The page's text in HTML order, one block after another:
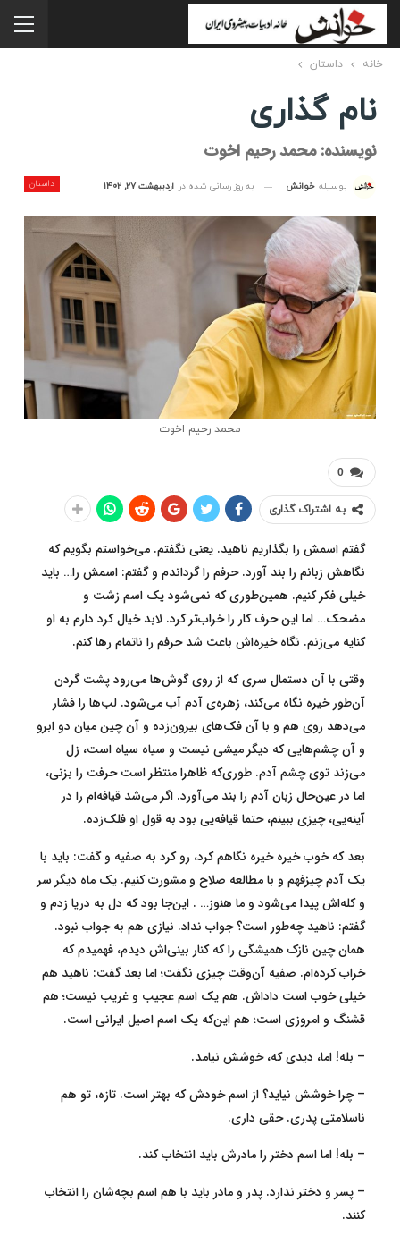
خانه داستان
نام گذاری
نویسنده: محمد رحیم اخوت
داستان بوسیله خوانش به روز رسانی شده در اردیبهشت ۲۷, ۱۴۰۲
محمد رحیم اخوت
0
به اشتراک گذاری
گفتم اسمش را بگذاریم ناهید. یعنی نگفتم. می‌خواستم بگویم که
نگاهش زبانم را بند آورد. حرفم را گرداندم و گفتم: اسمش را… باید
خیلی فکر کنیم. همین‌طوری که نمی‌شود یک اسم زشت و
مضحک… اما این حرف کار را خراب‌تر کرد. لابد خیال کرد دارم به او
کنایه می‌زنم. نگاه خیره‌اش باعث شد حرفم را ناتمام رها کنم.
وقتی با آن دستمال سری که از روی گوش‌ها می‌رود پشت گردن
آن‌طور خیره نگاه می‌کند، زهره‌ی آدم آب می‌شود. لب‌ها را فشار
می‌دهد روی هم و با آن فک‌های بیرون‌زده و آن چین میان دو ابرو
و آن چشم‌هایی که دیگر میشی نیست و سیاه سیاه است، زل
می‌زند توی چشم آدم. طوری‌که ظاهرا منتظر است حرفت را بزنی،
اما در عین‌حال زبان آدم را بند می‌آورد. اگر می‌شد قیافه‌ام را در
آینه‌یی، چیزی ببینم، حتما قیافه‌یی بود به قول او فلک‌زده.
بعد که خوب خیره خیره نگاهم کرد، رو کرد به صفیه و گفت: باید با
یک آدم چیزفهم و با مطالعه صلاح و مشورت کنیم. یک ماه دیگر سر
و کله‌اش پیدا می‌شود و ما هنوز… . این‌جا بود که دل به دریا زدم و
گفتم: ناهید چه‌طور است؟ جواب نداد. نیازی هم به جواب نبود.
همان چین نازک همیشگی را که کنار بینی‌اش دیدم، فهمیدم که
خراب کرده‌ام. صفیه آن‌وقت چیزی نگفت؛ اما بعد گفت: ناهید هم
خیلی خوب است داداش. هم یک اسم عجیب و غریب نیست؛ هم
قشنگ و امروزی است؛ هم این‌که یک اسم اصیل ایرانی است.
– بله! اما، دیدی که، خوشش نیامد.
– چرا خوشش نیاید؟ از اسم خودش که بهتر است. تازه، تو هم
ناسلامتی پدری. حقی داری.
– بله! اما اسم دختر را مادرش باید انتخاب کند.
– پسر و دختر ندارد. پدر و مادر باید با هم اسم بچه‌شان را انتخاب
کنند.